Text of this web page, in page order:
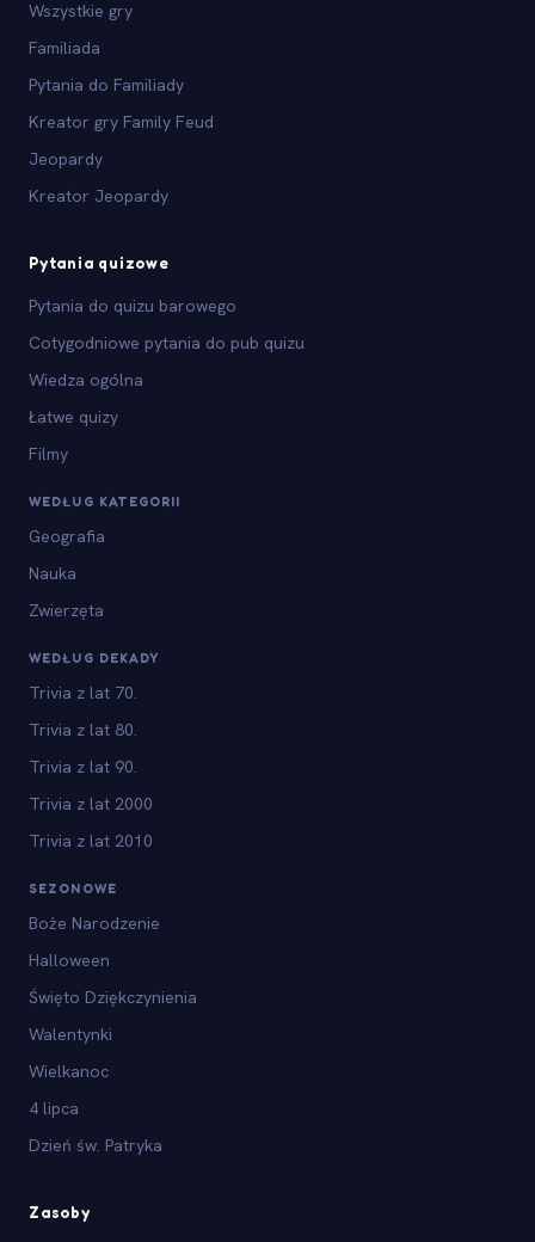
Wszystkie gry
Familiada
Pytania do Familiady
Kreator gry Family Feud
Jeopardy
Kreator Jeopardy
Pytania quizowe
Pytania do quizu barowego
Cotygodniowe pytania do pub quizu
Wiedza ogólna
Łatwe quizy
Filmy
WEDŁUG KATEGORII
Geografia
Nauka
Zwierzęta
WEDŁUG DEKADY
Trivia z lat 70.
Trivia z lat 80.
Trivia z lat 90.
Trivia z lat 2000
Trivia z lat 2010
SEZONOWE
Boże Narodzenie
Halloween
Święto Dziękczynienia
Walentynki
Wielkanoc
4 lipca
Dzień św. Patryka
Zasoby